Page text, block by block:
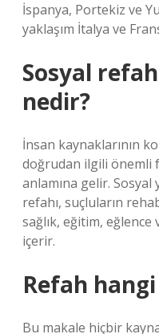
İspanya, Portekiz ve
yaklaşım İtalya ve
Sosyal
nedir?
İnsan kaynaklarının
doğrudan ilgili önemli
anlamına gelir.
refahı, suçluların
sağlık, eğitim,
içerir.
Refah
Bu makale hiçbir